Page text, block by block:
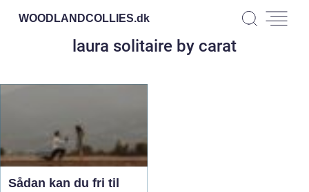
WOODLANDCOLLIES.dk
laura solitaire by carat
Sådan kan du fri til